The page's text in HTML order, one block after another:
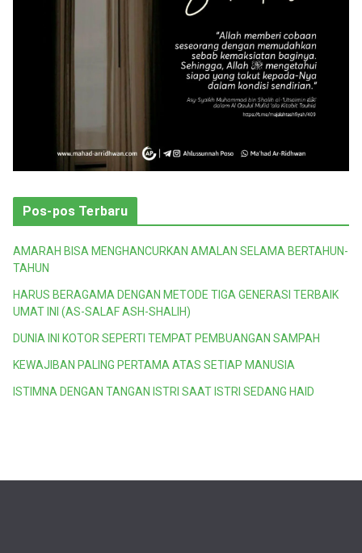
Pos-pos Terbaru
AMARAH BISA MENGHANCURKAN AMALAN SELAMA BERTAHUN-
TAHUN
HARUS BERAGAMA DENGAN METODE TIGA GENERASI TERBAIK
UMAT INI (AS-SALAF ASH-SHALIH)
DUNIA INI KOTOR SEPERTI TEMPAT PEMBUANGAN SAMPAH
KEWAJIBAN PALING PERTAMA ATAS SETIAP MANUSIA
ISTIMNA DENGAN TANGAN ISTRI SAAT ISTRI SEDANG HAID